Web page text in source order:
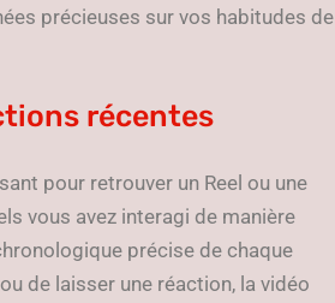
précieuses sur vos habitudes de
récentes
pour retrouver un Reel ou une
vous avez interagi de manière
précise de chaque
de laisser une réaction, la vidéo